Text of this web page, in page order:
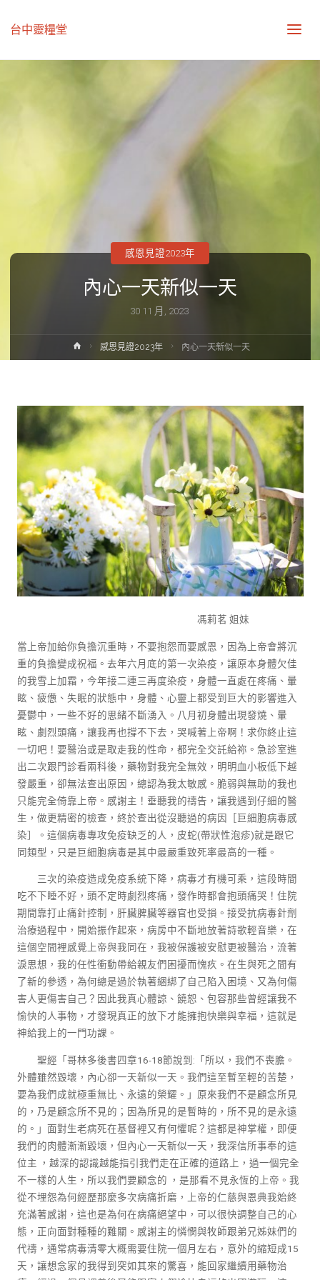
台中靈糧堂
內心一天新似一天
30 11 月, 2023
感恩見證2023年
感恩見證2023年 內心一天新似一天
馮莉茗 姐妹
當上帝加給你負擔沉重時，不要抱怨而要感恩，因為上帝會將沉
重的負擔變成祝福。去年六月底的第一次染疫，讓原本身體欠佳
的我雪上加霜，今年接二連三再度染疫，身體一直處在疼痛、暈
眩、疲憊、失眠的狀態中，身體、心靈上都受到巨大的影響進入
憂鬱中，一些不好的思緒不斷湧入。八月初身體出現發燒、暈
眩、劇烈頭痛，讓我再也撐不下去，哭喊著上帝啊！求你終止這
一切吧！要醫治或是取走我的性命，都完全交託給祢。急診室進
出二次跟門診看兩科後，藥物對我完全無效，明明血小板低下越
發嚴重，卻無法查出原因，總認為我太敏感。脆弱與無助的我也
只能完全倚靠上帝。感謝主！垂聽我的禱告，讓我遇到仔細的醫
生，做更精密的檢查，終於查出從沒聽過的病因［巨細胞病毒感
染］。這個病毒專攻免疫缺乏的人，皮蛇(帶狀性泡疹)就是跟它
同類型，只是巨細胞病毒是其中最嚴重致死率最高的一種。
三次的染疫造成免疫系統下降，病毒才有機可乘，這段時間
吃不下睡不好，頭不定時劇烈疼痛，發作時都會抱頭痛哭！住院
期間靠打止痛針控制，肝臟脾臟等器官也受損。接受抗病毒針劑
治療過程中，開始振作起來，病房中不斷地放著詩歌輕音樂，在
這個空間裡感覺上帝與我同在，我被保護被安慰更被醫治，流著
淚思想，我的任性衝動帶給親友們困擾而愧疚。在生與死之間有
了新的參透，為何總是過於執著綑綁了自己陷入困境、又為何傷
害人更傷害自己？因此我真心體諒、饒恕、包容那些曾經讓我不
愉快的人事物，才發現真正的放下才能擁抱快樂與幸福，這就是
神給我上的一門功課。
聖經「哥林多後書四章16-18節說到:「所以，我們不喪膽。
外體雖然毀壞，內心卻一天新似一天。我們這至暫至輕的苦楚，
要為我們成就極重無比、永遠的榮耀。」原來我們不是顧念所見
的，乃是顧念所不見的；因為所見的是暫時的，所不見的是永遠
的。」面對生老病死在基督裡又有何懼呢？這都是神掌權，即便
我們的肉體漸漸毀壞，但內心一天新似一天，我深信所事奉的這
位主 ，越深的認識越能指引我們走在正確的道路上，過一個完全
不一樣的人生，所以我們要顧念的 ，是那看不見永恆的上帝。我
從不埋怨為何經歷那麼多次病痛折磨，上帝的仁慈與恩典我始終
充滿著感謝，這也是為何在病痛絕望中，可以很快調整自己的心
態，正向面對種種的難關。感謝主的憐憫與牧師跟弟兄姊妹們的
代禱，通常病毒清零大概需要住院一個月左右，意外的縮短成15
天，讓想念家的我得到突如其來的驚喜，能回家繼續用藥物治